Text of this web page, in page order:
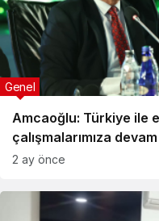
Amcaoğlu: Türkiye ile
çalışmalarımıza
Genel
2 ay önce